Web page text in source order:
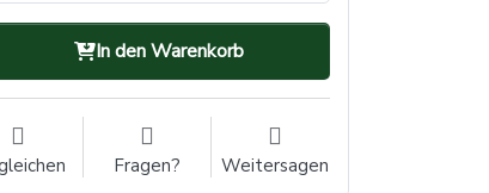
In den Warenkorb
Fragen? Weitersagen